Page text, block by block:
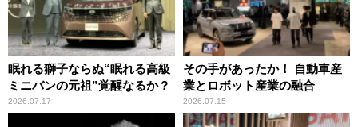
眠れる獅子ならぬ“眠れる高級
ミニバンの元祖”覚醒なるか？
2026.07.17
その手があったか！ 自動車産
業とロボット産業の融合
2026.07.15